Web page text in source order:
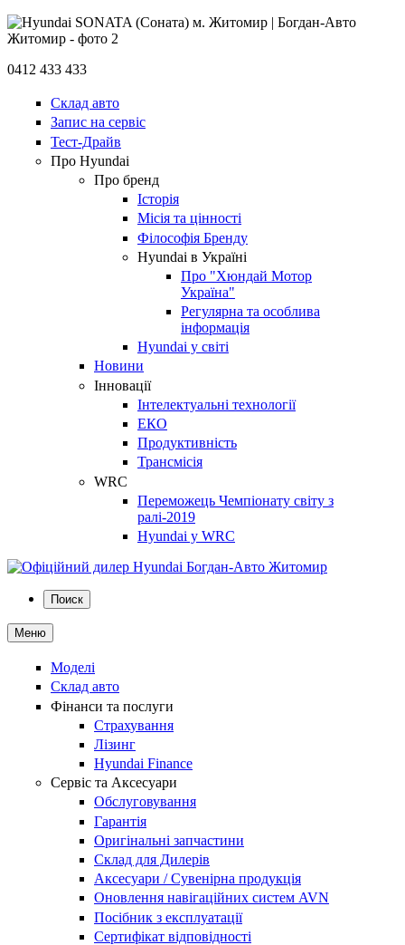
0412 433 433
Склад авто
Запис на сервіс
Тест-Драйв
Про Hyundai
Про бренд
Історія
Місія та цінності
Філософія Бренду
Hyundai в Україні
Про "Хюндай Мотор
Україна"
Регулярна та особлива
інформація
Hyundai у світі
Новини
Інновації
Інтелектуальні технології
ЕКО
Продуктивність
Трансмісія
WRC
Переможець Чемпіонату світу з
ралі-2019
Hyundai у WRC
Поиск
Меню
Моделі
Склад авто
Фінанси та послуги
Страхування
Лізинг
Hyundai Finance
Сервіс та Аксесуари
Обслуговування
Гарантія
Оригінальні запчастини
Склад для Дилерів
Аксесуари / Сувенірна продукція
Оновлення навігаційних систем AVN
Посібник з експлуатації
Сертифікат відповідності